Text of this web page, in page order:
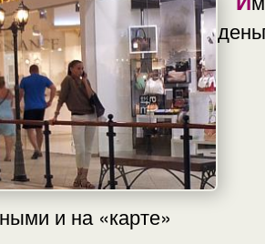
и на «карте»